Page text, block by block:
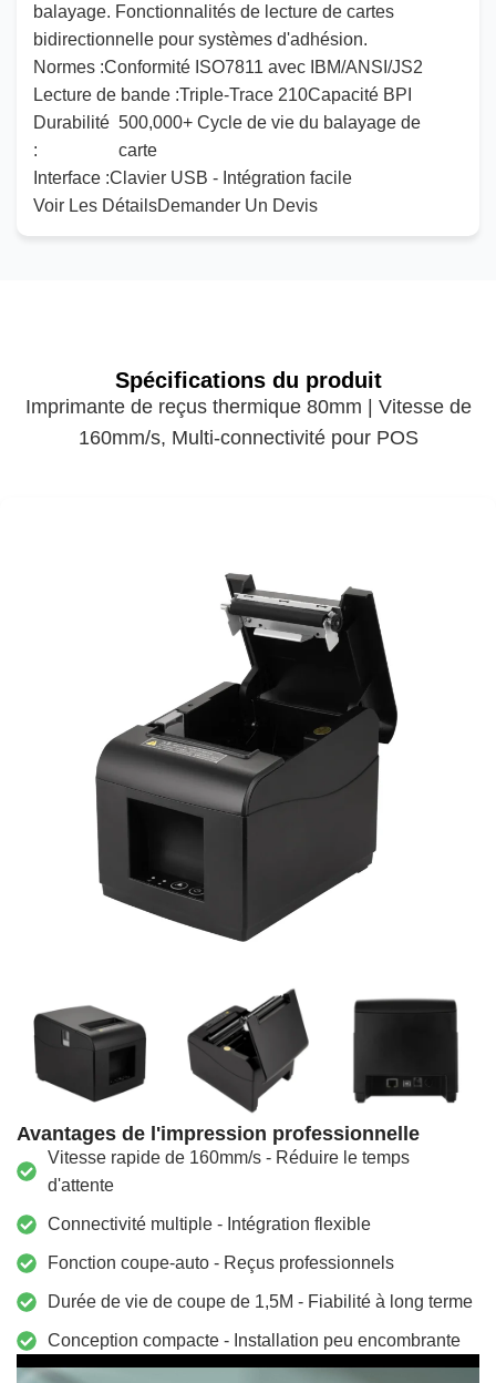
balayage. Fonctionnalités de lecture de cartes
bidirectionnelle pour systèmes d'adhésion.
Normes :Conformité ISO7811 avec IBM/ANSI /JS2
Lecture de bande :Triple-Trace 210Capacité BPI
Durabilité
:
500,000+ Cycle de vie du balayage de
carte
Interface :Clavier USB - Intégration facile
Voir Les DétailsDemander Un Devis
Spécifications du produit
Imprimante de reçus thermique 80mm | Vitesse de
160mm/s, Multi-connectivité pour POS
Avantages de l'impression professionnelle
Vitesse rapide de 160mm/s - Réduire le temps
d'attente
Connectivité multiple - Intégration flexible
Fonction coupe-auto - Reçus professionnels
Durée de vie de coupe de 1,5M - Fiabilité à long terme
Conception compacte - Installation peu encombrante